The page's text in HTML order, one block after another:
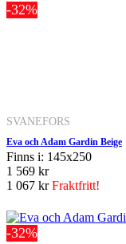
-32%
SVANEFORS
Eva och Adam Gardin Beige
Finns i: 145x250
1 569 kr
1 067 krFraktfritt!
-32%